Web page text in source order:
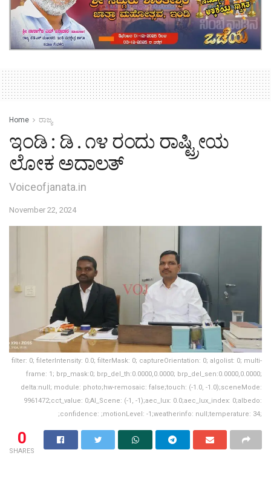
Home ರಾಜ್ಯ
ಇಂಡಿ : ಡಿ . ೧೪ ರಂದು ರಾಷ್ಟ್ರೀಯ
ಲೋಕ ಅದಾಲತ್
Voiceofjanata.in
November 22, 2024
filter: 0; fileterIntensity: 0.0; filterMask: 0; captureOrientation: 0; algolist: 0; multi-
frame: 1; brp_mask:0; brp_del_th:0.0000,0.0000; brp_del_sen:0.0000,0.0000;
delta:null; module: photo;hw-remosaic: false;touch: (-1.0, -1.0);sceneMode:
9961472;cct_value: 0;AI_Scene: (-1, -1);aec_lux: 0.0;aec_lux_index: 0;albedo:
;confidence: ;motionLevel: -1;weatherinfo: null;temperature: 34;
0
SHARES